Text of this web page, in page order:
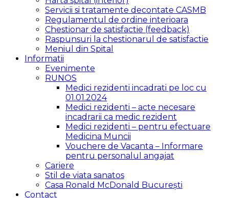
Servicii si tratamente decontate CASMB
Regulamentul de ordine interioara
Chestionar de satisfactie (feedback)
Raspunsuri la chestionarul de satisfactie
Meniul din Spital
Informatii
Evenimente
RUNOS
Medici rezidenti incadrati pe loc cu
01.01.2024
Medici rezidenti – acte necesare
incadrarii ca medic rezident
Medici rezidenti – pentru efectuare
Medicina Muncii
Vouchere de Vacanta – Informare
pentru personalul angajat
Cariere
Stil de viata sanatos
Casa Ronald McDonald București
Contact